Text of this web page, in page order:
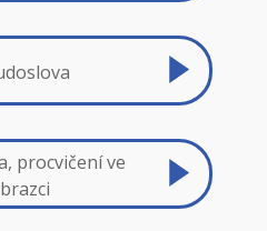
procvičení ve